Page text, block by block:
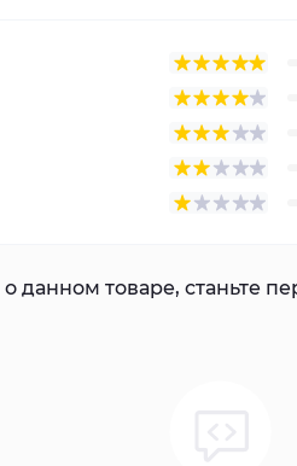
данном товаре, станьте